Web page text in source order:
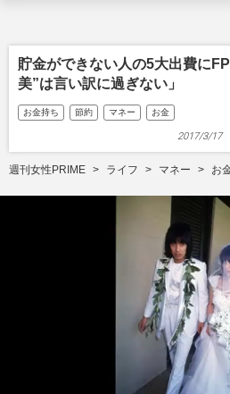
貯金ができない人の5大出費に
美”は言い訳に過ぎない」
お金持ち 節約 マネー お金
2017/3/17
週刊女性PRIME ライフ マネー お